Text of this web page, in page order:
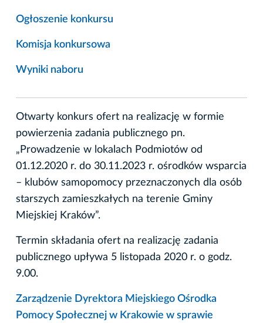
Ogłoszenie konkursu
Komisja konkursowa
Wyniki naboru
Otwarty konkurs ofert na realizację w formie
powierzenia zadania publicznego pn.
„Prowadzenie w lokalach Podmiotów od
01.12.2020 r. do 30.11.2023 r. ośrodków wsparcia
– klubów samopomocy przeznaczonych dla osób
starszych zamieszkałych na terenie Gminy
Miejskiej Kraków”.
Termin składania ofert na realizację zadania
publicznego upływa 5 listopada 2020 r. o godz.
9.00.
Zarządzenie Dyrektora Miejskiego Ośrodka
Pomocy Społecznej w Krakowie w sprawie